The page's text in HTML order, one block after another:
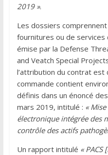
2019 ».
Les dossiers
fournitures ou de
émise par la Defense
and Veatch Special
l’attribution du contrat est
commande contient
définis dans un énoncé
mars 2019, intitulé : «
électronique intégrée des
contrôle des actifs
Un rapport intitulé «